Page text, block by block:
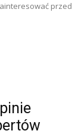
przed